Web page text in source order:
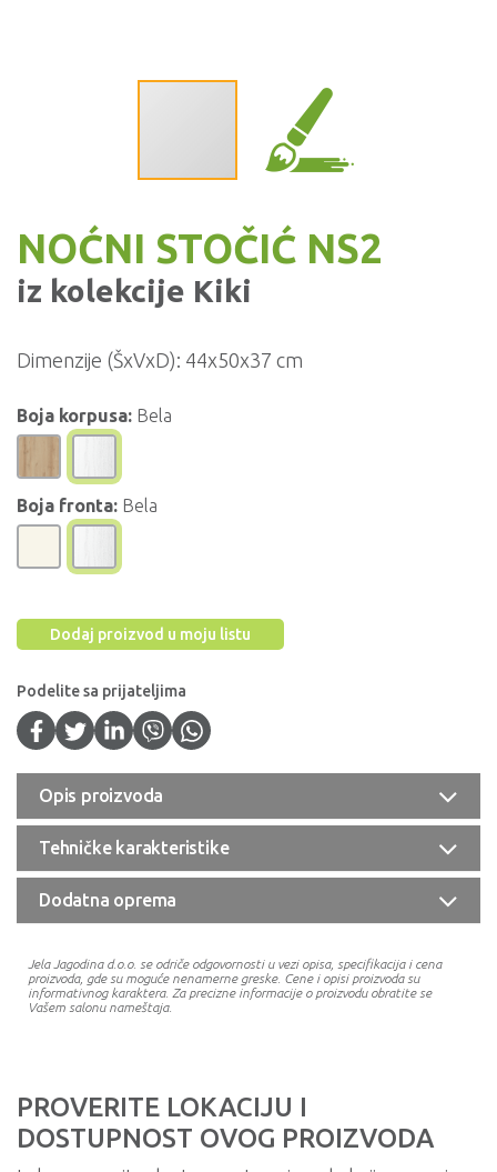
NOĆNI STOČIĆ NS2
iz kolekcije Kiki
Dimenzije (ŠxVxD): 44x50x37 cm
Boja korpusa: Bela
Boja fronta: Bela
Dodaj proizvod u moju listu
Podelite sa prijateljima
Opis proizvoda
Tehničke karakteristike
Dodatna oprema
Jela Jagodina d.o.o. se odriče odgovornosti u vezi opisa, specifikacija i cena
proizvoda, gde su moguće nenamerne greske. Cene i opisi proizvoda su
informativnog karaktera. Za precizne informacije o proizvodu obratite se
Vašem salonu nameštaja.
PROVERITE LOKACIJU I
DOSTUPNOST OVOG PROIZVODA